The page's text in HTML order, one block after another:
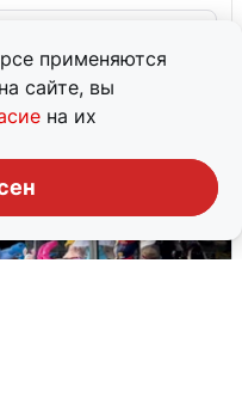
применяются
сайте, вы
на их